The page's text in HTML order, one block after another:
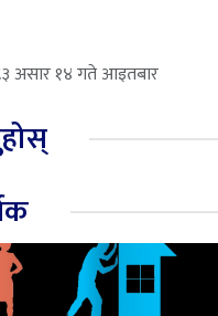
असार १४ गते आइतबार